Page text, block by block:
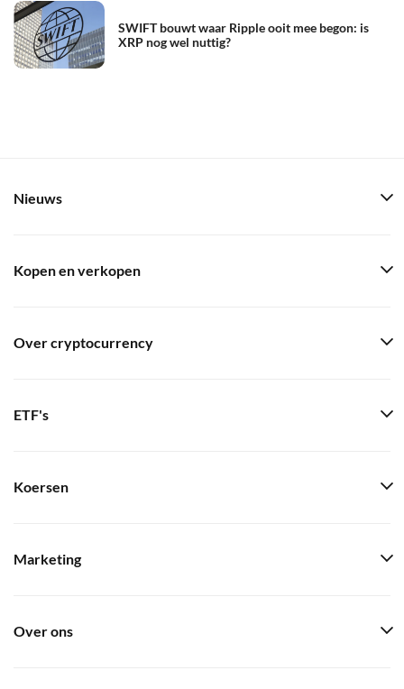
SWIFT bouwt waar Ripple ooit mee begon: is
XRP nog wel nuttig?
Nieuws
Kopen en verkopen
Over cryptocurrency
ETF's
Koersen
Marketing
Over ons